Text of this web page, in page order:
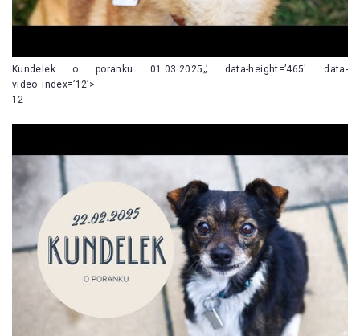
Kundelek o poranku 01.03.2025„’ data-height=’465′ data-
video_index=’12’>
12